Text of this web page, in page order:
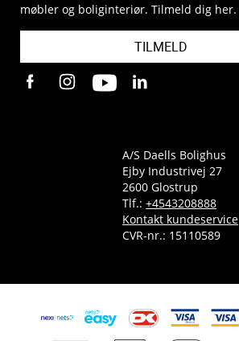
møbler og boliginteriør. Tilmeld dig her.
TILMELD
A/S Daells Bolighus
Ejby Industrivej 27
2600 Glostrup
Tlf.: +4543208888
Kontakt kundeservice
CVR-nr.: 15110589